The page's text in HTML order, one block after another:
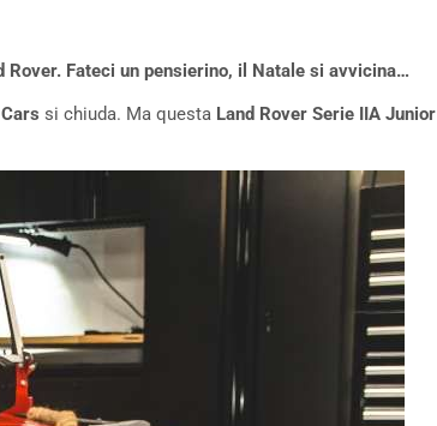
Fateci un pensierino, il Natale si avvicina…
si chiuda. Ma questa Land Rover Serie IIA Junior